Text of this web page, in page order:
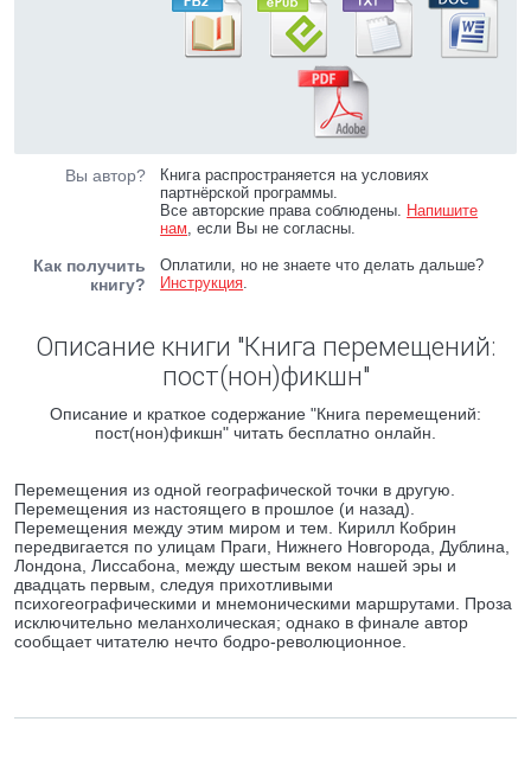
Вы автор?
Книга распространяется на условиях
партнёрской программы.
Все авторские права соблюдены. Напишите
нам, если Вы не согласны.
Как получить
книгу?
Оплатили, но не знаете что делать дальше?
Инструкция.
Описание книги "Книга перемещений:
пост(нон)фикшн"
Описание и краткое содержание "Книга перемещений:
пост(нон)фикшн" читать бесплатно онлайн.
Перемещения из одной географической точки в другую.
Перемещения из настоящего в прошлое (и назад).
Перемещения между этим миром и тем. Кирилл Кобрин
передвигается по улицам Праги, Нижнего Новгорода, Дублина,
Лондона, Лиссабона, между шестым веком нашей эры и
двадцать первым, следуя прихотливыми
психогеографическими и мнемоническими маршрутами. Проза
исключительно меланхолическая; однако в финале автор
сообщает читателю нечто бодро-революционное.